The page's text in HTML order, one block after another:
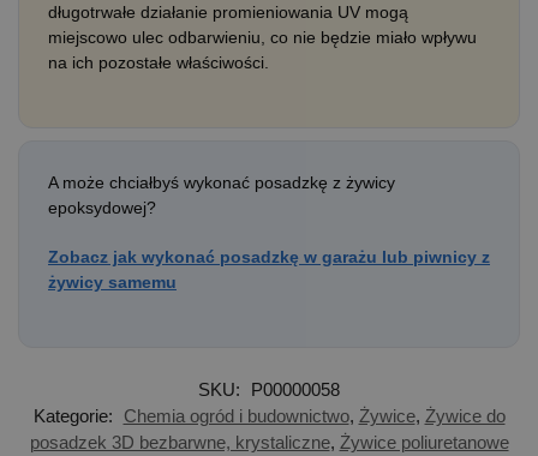
długotrwałe działanie promieniowania UV mogą
miejscowo ulec odbarwieniu, co nie będzie miało wpływu
na ich pozostałe właściwości.
A może chciałbyś wykonać posadzkę z żywicy
epoksydowej?
Zobacz jak wykonać posadzkę w garażu lub piwnicy z
żywicy samemu
SKU:
P00000058
Kategorie:
Chemia ogród i budownictwo, Żywice, Żywice do
posadzek 3D bezbarwne, krystaliczne, Żywice poliuretanowe